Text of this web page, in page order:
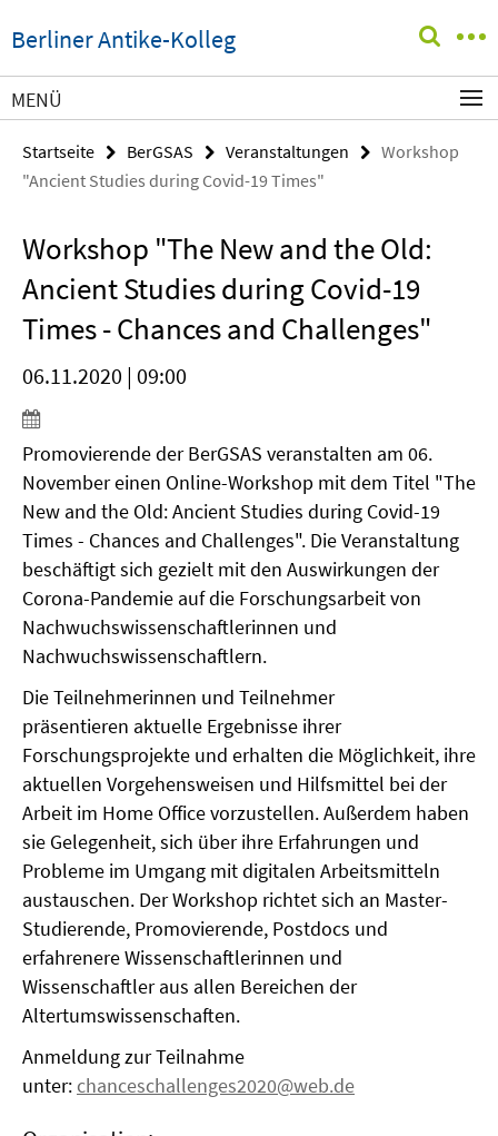
direkt
zu
Inhalt
Berliner Antike-Kolleg
Service-
MENÜ
Startseite BerGSAS Veranstaltungen
Workshop
"Ancient Studies during Covid-19 Times"
Workshop "The New and the Old:
Ancient Studies during Covid-19
Times - Chances and Challenges"
06.11.2020 | 09:00
Promovierende der BerGSAS veranstalten am 06.
November einen Online-Workshop mit dem Titel "The
New and the Old: Ancient Studies during Covid-19
Times - Chances and Challenges". Die Veranstaltung
beschäftigt sich gezielt mit den Auswirkungen der
Corona-Pandemie auf die Forschungsarbeit von
Nachwuchswissenschaftlerinnen und
Nachwuchswissenschaftlern.
Die Teilnehmerinnen und Teilnehmer
präsentieren aktuelle Ergebnisse ihrer
Forschungsprojekte und erhalten die Möglichkeit, ihre
aktuellen Vorgehensweisen und Hilfsmittel bei der
Arbeit im Home Office vorzustellen. Außerdem haben
sie Gelegenheit, sich über ihre Erfahrungen und
Probleme im Umgang mit digitalen Arbeitsmitteln
austauschen. Der Workshop richtet sich an Master-
Studierende, Promovierende, Postdocs und
erfahrenere Wissenschaftlerinnen und
Wissenschaftler aus allen Bereichen der
Altertumswissenschaften.
Anmeldung zur Teilnahme
unter: chanceschallenges2020@web.de